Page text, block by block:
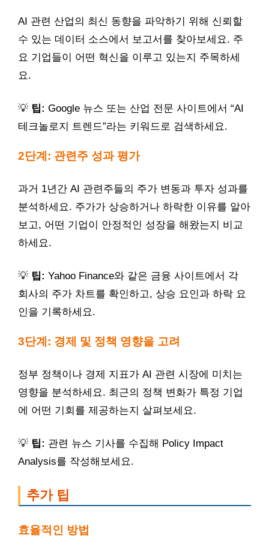
AI 관련 산업의 최신 동향을 파악하기 위해 신뢰할
수 있는 데이터 소스에서 보고서를 찾아보세요. 주
요 기업들이 어떤 혁신을 이루고 있는지 주목하세
요.
💡 팁: Google 뉴스 또는 산업 전문 사이트에서 “AI
테크놀로지 트렌드”라는 키워드로 검색하세요.
2단계: 관련주 성과 평가
과거 1년간 AI 관련주들의 주가 변동과 투자 성과를
분석하세요. 주가가 상승하거나 하락한 이유를 알아
보고, 어떤 기업이 안정적인 성장을 해왔는지 비교
하세요.
💡 팁: Yahoo Finance와 같은 금융 사이트에서 각
회사의 주가 차트를 확인하고, 상승 요인과 하락 요
인을 기록하세요.
3단계: 경제 및 정책 영향을 고려
정부 정책이나 경제 지표가 AI 관련 시장에 미치는
영향을 분석하세요. 최근의 정책 변화가 특정 기업
에 어떤 기회를 제공하는지 살펴보세요.
💡 팁: 관련 뉴스 기사를 수집해 Policy Impact
Analysis를 작성해보세요.
추가 팁
효율적인 방법